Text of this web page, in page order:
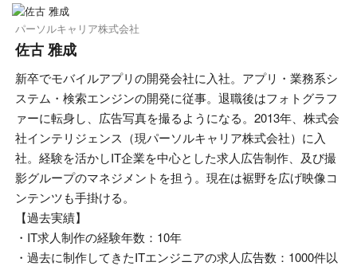
パーソルキャリア株式会社
佐古 雅成
新卒でモバイルアプリの開発会社に入社。アプリ・業務系シ
ステム・検索エンジンの開発に従事。退職後はフォトグラフ
ァーに転身し、広告写真を撮るようになる。2013年、株式会
社インテリジェンス（現パーソルキャリア株式会社）に入
社。経験を活かしIT企業を中心とした求人広告制作、及び撮
影グループのマネジメントを担う。現在は裾野を広げ映像コ
ンテンツも手掛ける。
【過去実績】
・IT求人制作の経験年数：10年
・過去に制作してきたITエンジニアの求人広告数：1000件以